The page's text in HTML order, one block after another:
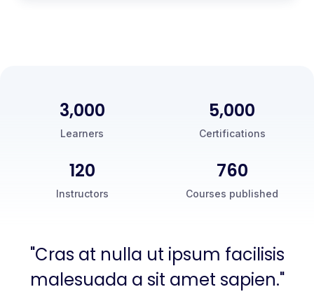
3,000
Learners
5,000
Certifications
120
Instructors
760
Courses published
"Cras at nulla ut ipsum facilisis
malesuada a sit amet sapien."